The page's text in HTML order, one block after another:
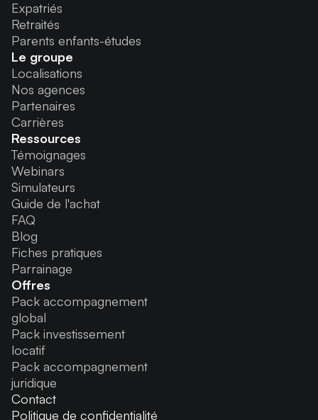
Expatriés
Retraités
Parents enfants-études
Le groupe
Localisations
Nos agences
Partenaires
Carrières
Ressources
Témoignages
Webinars
Simulateurs
Guide de l'achat
FAQ
Blog
Fiches pratiques
Parrainage
Offres
Pack accompagnement
global
Pack investissement
locatif
Pack accompagnement
juridique
Contact
Politique de confidentialité